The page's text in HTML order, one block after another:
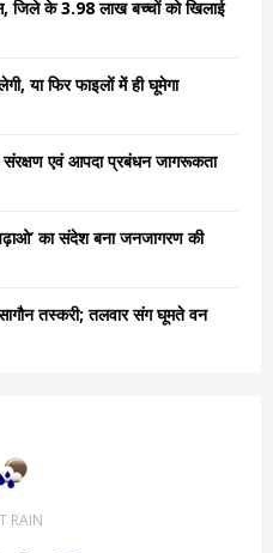
जिले के 3.98 लाख बच्चों को खिलाई
या फिर फाइलों में ही घूमेगा
संरक्षण एवं आपदा प्रबंधन जागरूकता
का संदेश बना जनजागरण की
तस्करी; तलवार संग घूमते वन
RAIN